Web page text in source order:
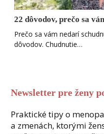
22 dôvodov, prečo sa
Prečo sa vám nedarí
dôvodov. Chudnutie…
Newsletter pre ženy
Praktické tipy o
a zmenách, ktorými